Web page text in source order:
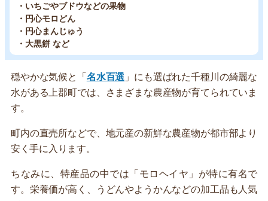
・いちごやブドウなどの果物
・円心モロどん
・円心まんじゅう
・大黒餅 など
穏やかな気候と「 名水百選 」にも選ばれた千種川の綺麗な
水がある上郡町では、さまざまな農産物が育てられていま
す。
町内の直売所などで、地元産の新鮮な農産物が都市部より
安く手に入ります。
ちなみに、特産品の中では「モロヘイヤ」が特に有名で
す。栄養価が高く、うどんやようかんなどの加工品も人気